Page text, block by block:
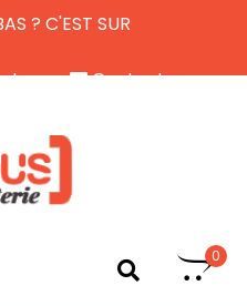
? C'EST SUR
Contactez-nous
0